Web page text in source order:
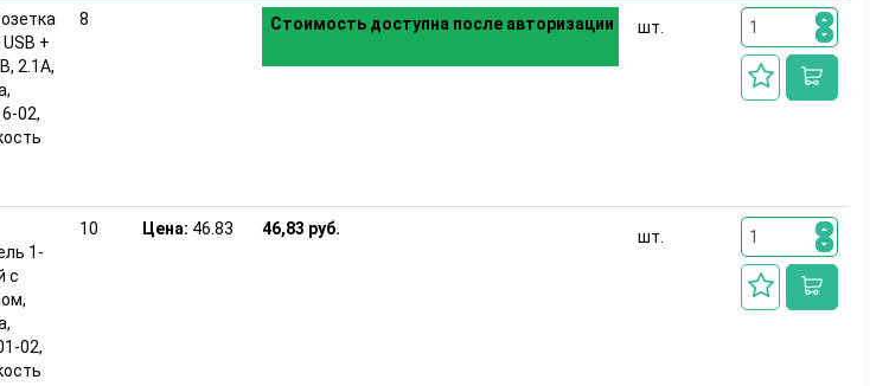
+
2.1А,
02,
8 Стоимость доступна после авторизации шт.
1-
с
02,
10 Цена: 46.83 46,83 руб. шт.